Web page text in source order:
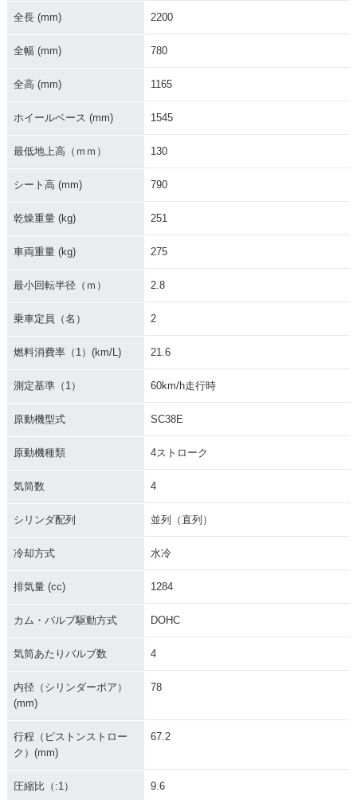
2019年 CB1300 SU
加
チェンジ
PER FOUR E Pack
n
PER FOUR E Pack
PER FOUR E Pack
age Special Editio
PER FOUR E Pack
age・新登場
2012年 CB1300 SU
ecial Edition・特
2012年 CB1300 SU
カラーチェンジ
2010年 CB1300 SU
カラーチェンジ
チェンジ
全長 (mm) 2200
全幅 (mm) 780
全高 (mm) 1165
ホイールベース (mm) 1545
最低地上高（ｍｍ） 130
シート高 (mm) 790
乾燥重量 (kg) 251
車両重量 (kg) 275
最小回転半径（ｍ） 2.8
乗車定員（名） 2
燃料消費率（1）(km/L) 21.6
測定基準（1） 60km/h走行時
原動機型式 SC38E
原動機種類 4ストローク
気筒数 4
シリンダ配列 並列（直列）
冷却方式 水冷
排気量 (cc) 1284
カム・バルブ駆動方式 DOHC
気筒あたりバルブ数 4
内径（シリンダーボア）
(mm)
78
行程（ピストンストロー
ク）(mm)
67.2
圧縮比（:1） 9.6